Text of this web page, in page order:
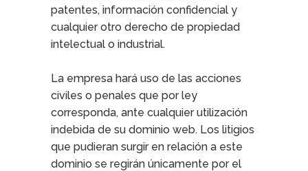
patentes, información confidencial y
cualquier otro derecho de propiedad
intelectual o industrial.
La empresa hará uso de las acciones
civiles o penales que por ley
corresponda, ante cualquier utilización
indebida de su dominio web. Los litigios
que pudieran surgir en relación a este
dominio se regirán únicamente por el